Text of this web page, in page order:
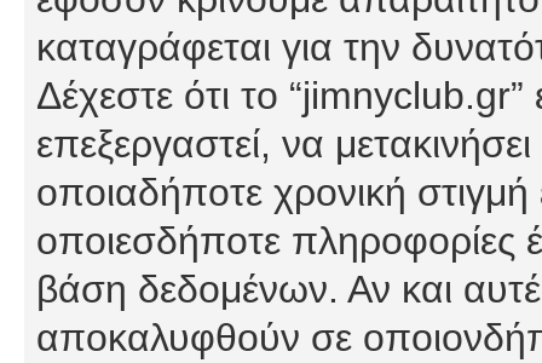
καταγράφεται για την
Δέχεστε ότι το
επεξεργαστεί, να
οποιαδήποτε χρονική στιγμή
οποιεσδήποτε πληροφορίες
βάση δεδομένων. Αν και
αποκαλυφθούν σε